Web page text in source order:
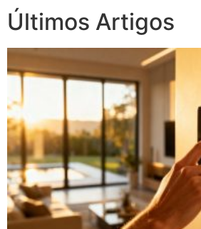
Últimos Artigos